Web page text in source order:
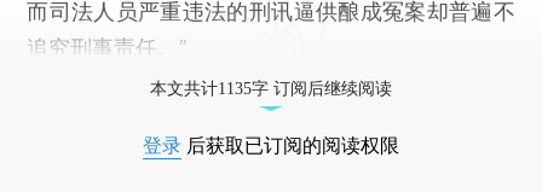
而司法人员严重违法的刑讯逼供酿成冤案却普遍不
追究刑事责任。”
本文共计1135字 订阅后继续阅读
登录 后获取已订阅的阅读权限